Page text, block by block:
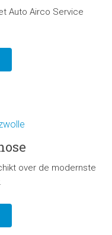
Auto Airco Service
over de modernste